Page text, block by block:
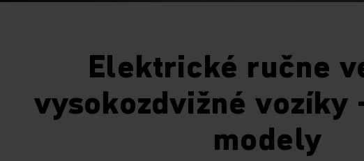
Elektrické ručne
vysokozdvižné vozíky
modely